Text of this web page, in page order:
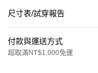
尺寸表/試穿報告
付款與運送方式
超取滿NT$1,000免運